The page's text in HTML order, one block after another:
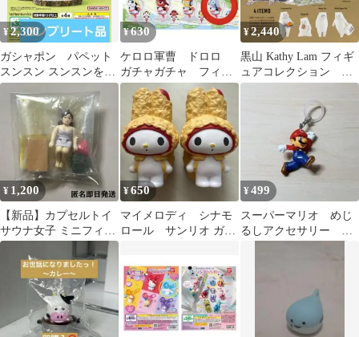
¥2,300
ガシャポン パペット
スンスン スンスンを探
せマスコット
¥630
ケロロ軍曹 ドロロ
ガチャガチャ フィギ
ア フライングアクシ
ョン
¥2,440
黒山 Kathy Lam フィギ
ュアコレクション ガ
チャ 全4種 コンプ
¥ 1,200
【新品】カプセルトイ
サウナ女子 ミニフィギ
ュア レア
¥650
マイメロディ シナモ
ロール サンリオ ガチ
¥499
スーパーマリオ めじ
るしアクセサリー マ